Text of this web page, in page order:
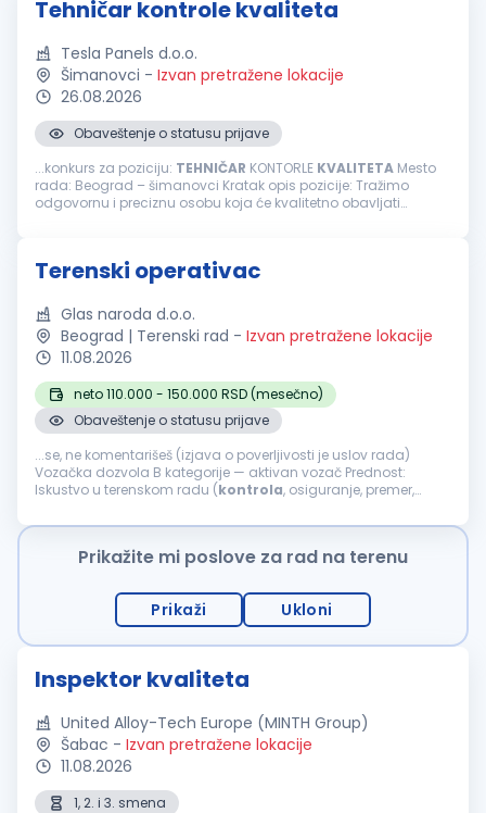
Tehničar kontrole kvaliteta
Tesla Panels d.o.o.
Šimanovci - Izvan pretražene lokacije
26.08.2026
Obaveštenje o statusu prijave
...konkurs za poziciju: TEHNIČAR KONTORLE KVALITETA Mesto
rada: Beograd – šimanovci Kratak opis pozicije: Tražimo
odgovornu i preciznu osobu koja će kvalitetno obavljati
Terenski operativac
Glas naroda d.o.o.
Beograd | Terenski rad - Izvan pretražene lokacije
11.08.2026
neto 110.000 - 150.000 RSD (mesečno)
Obaveštenje o statusu prijave
...se, ne komentarišeš (izjava o poverljivosti je uslov rada)
Vozačka dozvola B kategorije — aktivan vozač Prednost:
Iskustvo u terenskom radu (kontrola, osiguranje, premer,
sa fotografisanjem...
Prikažite mi poslove za rad na terenu
Prikaži Ukloni
Inspektor kvaliteta
United Alloy-Tech Europe (MINTH Group)
Šabac - Izvan pretražene lokacije
11.08.2026
1, 2. i 3. smena